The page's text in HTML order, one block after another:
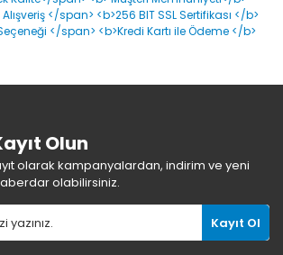
Olun
olarak kampanyalardan, indirim ve yeni
olabilirsiniz.
Kayıt Ol